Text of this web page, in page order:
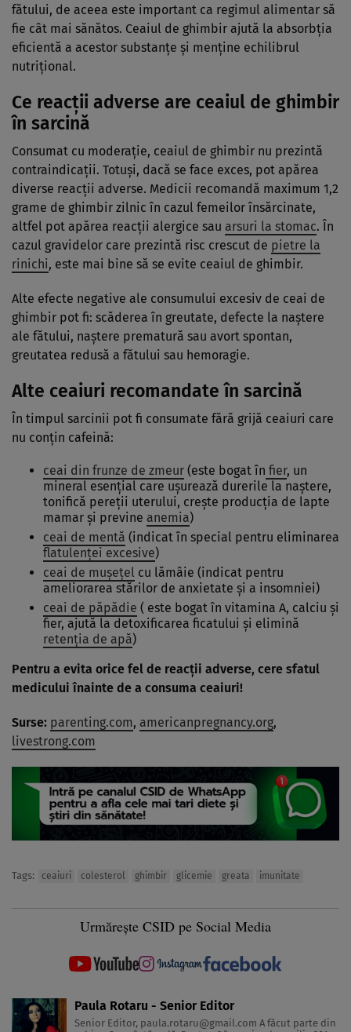
fătului, de aceea este important ca regimul alimentar să
fie cât mai sănătos. Ceaiul de ghimbir ajută la absorbţia
eficientă a acestor substanţe şi menţine echilibrul
nutriţional.
Ce reacţii adverse are ceaiul de ghimbir
în sarcină
Consumat cu moderaţie, ceaiul de ghimbir nu prezintă
contraindicaţii. Totuşi, dacă se face exces, pot apărea
diverse reacţii adverse. Medicii recomandă maximum 1,2
grame de ghimbir zilnic în cazul femeilor însărcinate,
altfel pot apărea reacţii alergice sau arsuri la stomac. În
cazul gravidelor care prezintă risc crescut de pietre la
rinichi, este mai bine să se evite ceaiul de ghimbir.
Alte efecte negative ale consumului excesiv de ceai de
ghimbir pot fi: scăderea în greutate, defecte la naştere
ale fătului, naştere prematură sau avort spontan,
greutatea redusă a fătului sau hemoragie.
Alte ceaiuri recomandate în sarcină
În timpul sarcinii pot fi consumate fără grijă ceaiuri care
nu conţin cafeină:
ceai din frunze de zmeur (este bogat în fier, un
mineral esenţial care uşurează durerile la naştere,
tonifică pereţii uterului, creşte producţia de lapte
mamar şi previne anemia)
ceai de mentă (indicat în special pentru eliminarea
flatulenţei excesive)
ceai de muşeţel cu lămâie (indicat pentru
ameliorarea stărilor de anxietate şi a insomniei)
ceai de păpădie ( este bogat în vitamina A, calciu şi
fier, ajută la detoxificarea ficatului şi elimină
retenţia de apă)
Pentru a evita orice fel de reacţii adverse, cere sfatul
medicului înainte de a consuma ceaiuri!
Surse: parenting.com, americanpregnancy.org,
livestrong.com
Tags: ceaiuri colesterol ghimbir glicemie greata imunitate
Urmărește CSID pe Social Media
Paula Rotaru - Senior Editor
Senior Editor, paula.rotaru@gmail.com